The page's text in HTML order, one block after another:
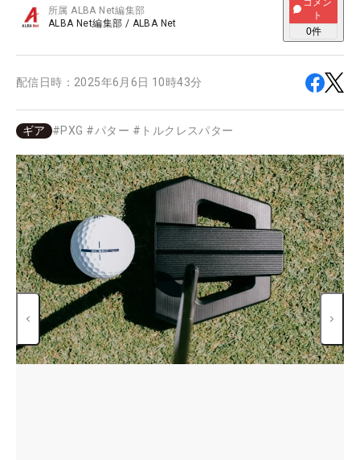
所属ALBA Net編集部
ALBA Net編集部 / ALBA Net
コメン
ト
0件
配信日時： 2025年6月6日 10時43分
ギア #PXG #パター # トルクレスパター